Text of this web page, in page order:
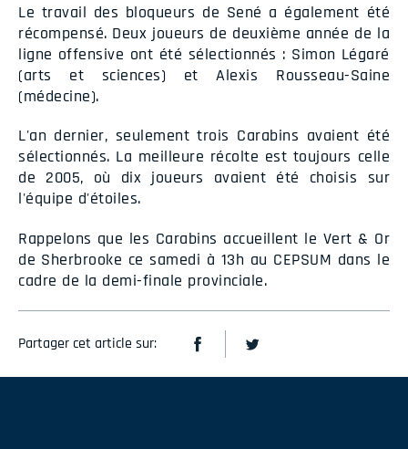
Le travail des bloqueurs de Sené a également été
récompensé. Deux joueurs de deuxième année de la
ligne offensive ont été sélectionnés : Simon Légaré
(arts et sciences) et Alexis Rousseau-Saine
(médecine).
L'an dernier, seulement trois Carabins avaient été
sélectionnés. La meilleure récolte est toujours celle
de 2005, où dix joueurs avaient été choisis sur
l'équipe d'étoiles.
Rappelons que les Carabins accueillent le Vert & Or
de Sherbrooke ce samedi à 13h au CEPSUM dans le
cadre de la demi-finale provinciale.
Partager cet article sur: